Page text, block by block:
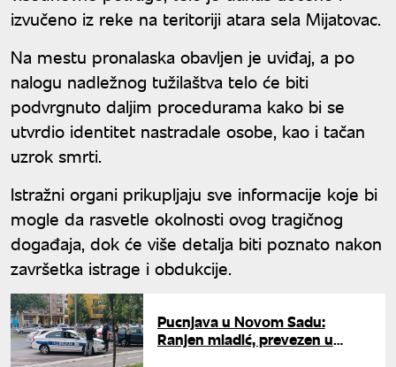
izvučeno iz reke na teritoriji atara sela Mijatovac.
Na mestu pronalaska obavljen je uviđaj, a po
nalogu nadležnog tužilaštva telo će biti
podvrgnuto daljim procedurama kako bi se
utvrdio identitet nastradale osobe, kao i tačan
uzrok smrti.
Istražni organi prikupljaju sve informacije koje bi
mogle da rasvetle okolnosti ovog tragičnog
događaja, dok će više detalja biti poznato nakon
završetka istrage i obdukcije.
Pucnjava u Novom Sadu:
Ranjen mladić, prevezen u